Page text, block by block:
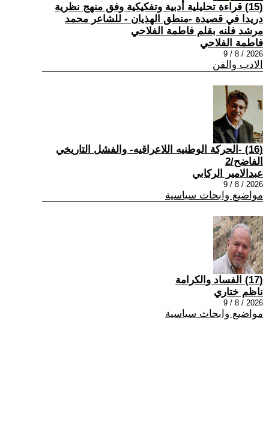
(15) قراءة تحليلية أدبية وتفكيكية وفق منهج نظرية
دريدا في قصيدة -منطق الهذيان - للشاعر محمد
مرشد فلنه بقلم فاطمة الفلاحي
فاطمة الفلاحي
2026 / 8 / 9
الادب والفن
(16) -الحركة الوطنيه اللاعراقيه- والفشل التاريخي
الفاضح/2
عبدالامير الركابي
2026 / 8 / 9
مواضيع وابحاث سياسية
(17) الفساد والكرامة
ناظم ختاري
2026 / 8 / 9
مواضيع وابحاث سياسية